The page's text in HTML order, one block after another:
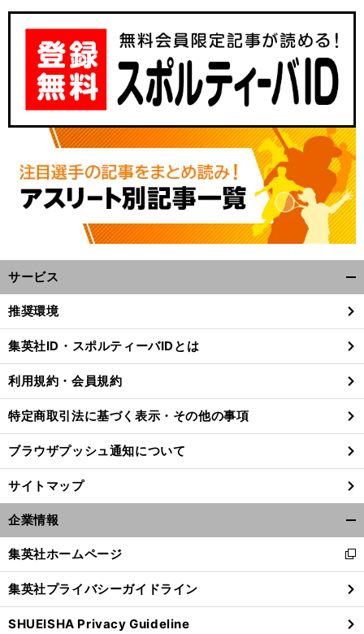
】
前
サービス
閉
る
推奨環境
集英社ID・スポルティーバIDとは
利用規約・会員規約
特定商取引法に基づく表示・その他の事項
ブラウザプッシュ通知について
サイトマップ
企業情報
閉
る
集英社ホームページ
新
し
い
ウ
ィ
集英社プライバシーガイドライン
SHUEISHA Privacy Guideline